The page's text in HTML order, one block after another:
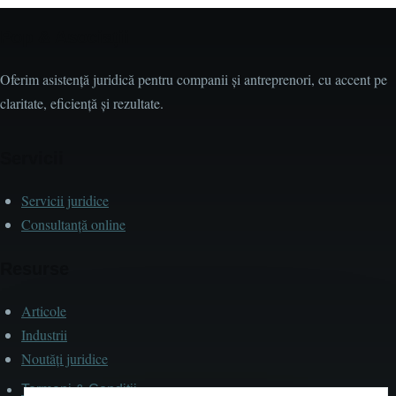
Oferim asistență juridică pentru companii și antreprenori, cu accent pe
claritate, eficiență și rezultate.
Servicii juridice
Consultanță online
Articole
Industrii
Noutăți juridice
Termeni & Condiții